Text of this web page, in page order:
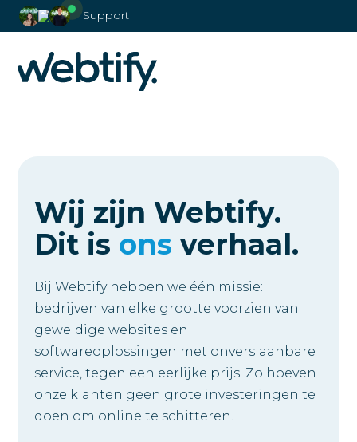
Support
Wij zijn Webtify.
Dit is ons verhaal.
Bij Webtify hebben we één missie:
bedrijven van elke grootte voorzien van
geweldige websites en
softwareoplossingen met onverslaanbare
service, tegen een eerlijke prijs. Zo hoeven
onze klanten geen grote investeringen te
doen om online te schitteren.